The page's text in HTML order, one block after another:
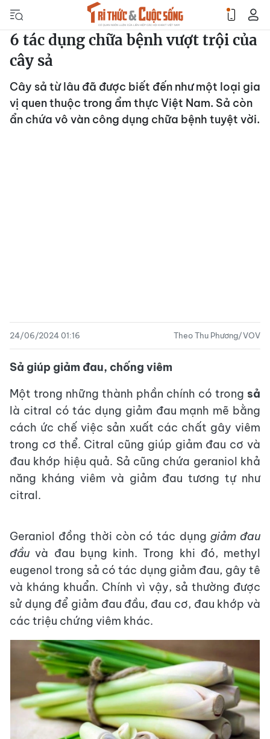
6 tác dụng chữa bệnh vượt trội của
cây sả
Cây sả từ lâu đã được biết đến như một loại gia
vị quen thuộc trong ẩm thực Việt Nam. Sả còn
ẩn chứa vô vàn công dụng chữa bệnh tuyệt vời.
24/06/2024 01:16 Theo Thu Phương/VOV
Sả giúp giảm đau, chống viêm
Một trong những thành phần chính có trong sả
là citral có tác dụng giảm đau mạnh mẽ bằng
cách ức chế việc sản xuất các chất gây viêm
trong cơ thể. Citral cũng giúp giảm đau cơ và
đau khớp hiệu quả. Sả cũng chứa geraniol khả
năng kháng viêm và giảm đau tương tự như
citral.
Geraniol đồng thời còn có tác dụng giảm đau
đầuvà đau bụng kinh. Trong khi đó, methyl
eugenol trong sả có tác dụng giảm đau, gây tê
và kháng khuẩn. Chính vì vậy, sả thường được
sử dụng để giảm đau đầu, đau cơ, đau khớp và
các triệu chứng viêm khác.